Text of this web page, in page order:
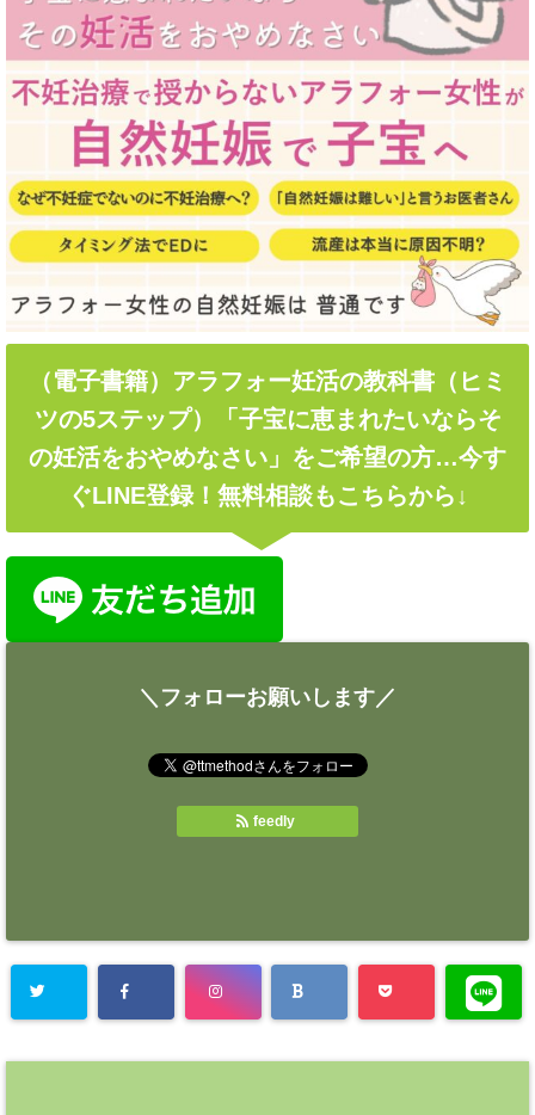
（電子書籍）アラフォー妊活の教科書（ヒミ
ツの5ステップ）「子宝に恵まれたいならそ
の妊活をおやめなさい」をご希望の方…今す
ぐLINE登録！無料相談もこちらから↓
＼フォローお願いします／
feedly